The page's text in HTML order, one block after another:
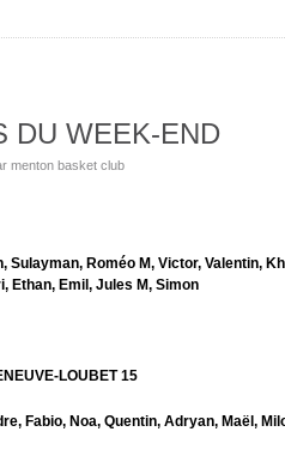
DU WEEK-END
menton basket club
Sulayman, Roméo M, Victor, Valentin,
Ethan, Emil, Jules M, Simon
LOUBET 15
Fabio, Noa, Quentin, Adryan, Maël,